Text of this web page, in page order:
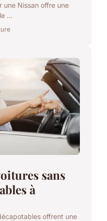
une Nissan offre une
...
sans
à
offrent une